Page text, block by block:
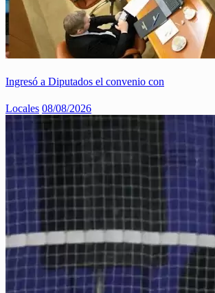
Ingresó a Diputados el convenio con
Locales 08/08/2026